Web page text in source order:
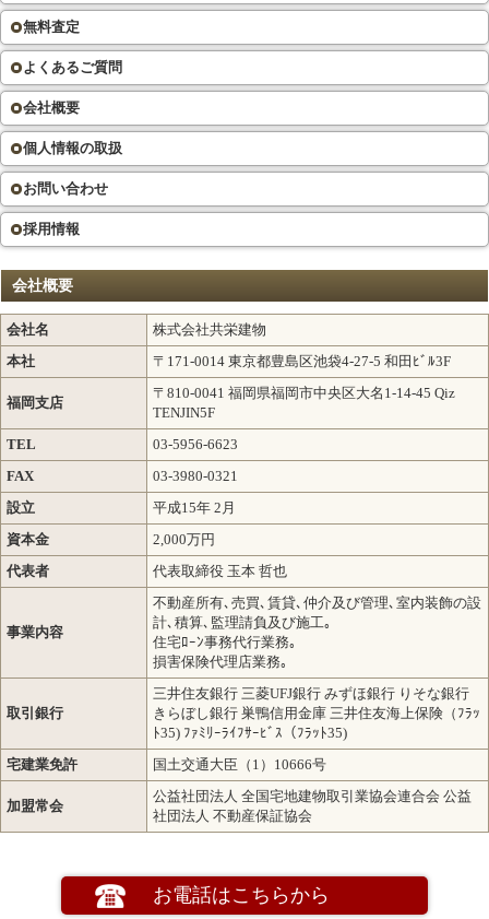
無料査定
よくあるご質問
会社概要
個人情報の取扱
お問い合わせ
採用情報
会社概要
会社名
株式会社共栄建物
本社
〒171-0014 東京都豊島区池袋4-27-5 和田ﾋﾞﾙ3F
福岡支店
〒810-0041 福岡県福岡市中央区大名1-14-45 Qiz
TENJIN5F
TEL
03-5956-6623
FAX
03-3980-0321
設立
平成15年 2月
資本金
2,000万円
代表者
代表取締役 玉本 哲也
事業内容
不動産所有､売買､賃貸､仲介及び管理､室内装飾の設
計､積算､監理請負及び施工｡
住宅ﾛｰﾝ事務代行業務｡
損害保険代理店業務｡
取引銀行
三井住友銀行 三菱UFJ銀行 みずほ銀行 りそな銀行
きらぼし銀行 巣鴨信用金庫 三井住友海上保険（ﾌﾗｯ
ﾄ35) ﾌｧﾐﾘｰﾗｲﾌｻｰﾋﾞｽ（ﾌﾗｯﾄ35)
宅建業免許
国土交通大臣（1）10666号
加盟常会
公益社団法人 全国宅地建物取引業協会連合会 公益
社団法人 不動産保証協会
お電話はこちらから